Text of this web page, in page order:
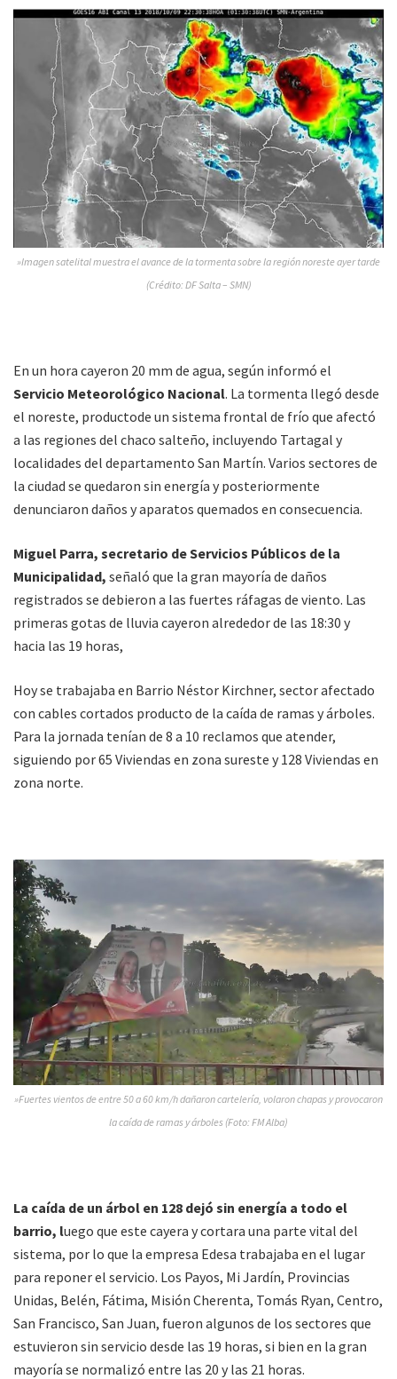
»Imagen satelital muestra el avance de la tormenta sobre la región noreste ayer tarde
(Crédito: DF Salta – SMN)
En un hora cayeron 20 mm de agua, según informó el
Servicio Meteorológico Nacional. La tormenta llegó desde
el noreste, productode un sistema frontal de frío que afectó
a las regiones del chaco salteño, incluyendo Tartagal y
localidades del departamento San Martín. Varios sectores de
la ciudad se quedaron sin energía y posteriormente
denunciaron daños y aparatos quemados en consecuencia.
Miguel Parra, secretario de Servicios Públicos de la
Municipalidad, señaló que la gran mayoría de daños
registrados se debieron a las fuertes ráfagas de viento. Las
primeras gotas de lluvia cayeron alrededor de las 18:30 y
hacia las 19 horas,
Hoy se trabajaba en Barrio Néstor Kirchner, sector afectado
con cables cortados producto de la caída de ramas y árboles.
Para la jornada tenían de 8 a 10 reclamos que atender,
siguiendo por 65 Viviendas en zona sureste y 128 Viviendas en
zona norte.
»Fuertes vientos de entre 50 a 60 km/h dañaron cartelería, volaron chapas y provocaron
la caída de ramas y árboles (Foto: FM Alba)
La caída de un árbol en 128 dejó sin energía a todo el
barrio, luego que este cayera y cortara una parte vital del
sistema, por lo que la empresa Edesa trabajaba en el lugar
para reponer el servicio. Los Payos, Mi Jardín, Provincias
Unidas, Belén, Fátima, Misión Cherenta, Tomás Ryan, Centro,
San Francisco, San Juan, fueron algunos de los sectores que
estuvieron sin servicio desde las 19 horas, si bien en la gran
mayoría se normalizó entre las 20 y las 21 horas.